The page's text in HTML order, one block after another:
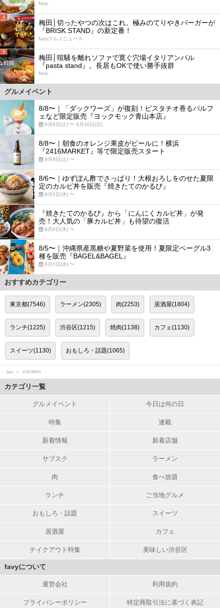
favy
4
梅田│切ったやつの次はこれ。極みのてりやきバーガーが
『BRISK STAND』の新定番！
favyグルメニュース
5
梅田│喧騒を離れソファで寛ぐ穴場イタリアンバル
『pasta stand』。長居もOKで使い勝手抜群
favy
グルメイベント
8/8〜｜「ダックワーズ」が復刻！ピスタチオ香るパルフ
ェなど限定販売『ヨックモック青山本店』
8月8日(土) 〜 8月30日(日)
8/8〜｜朝食のオレンジ果皮がビールに！横浜
『2416MARKET』等で限定販売スタート
8月8日(土) 〜
8/6〜｜ゆずぽん酢でさっぱり！大根おろしをのせた夏限
定のカルビ丼を販売『焼きたてのかるび』
8月6日(木) 〜
『焼きたてのかるび』から「にんにくカルビ丼」が発
売！大人気の「豚カルビ丼」も待望の復活
8月6日(木) 〜
8/5〜｜沖縄県産黒糖や夏野菜を使用！夏限定ベーグル3
種を販売『BAGEL&BAGEL』
8月5日(水) 〜
おすすめカテゴリー
東京都(7546) ラーメン(2305) 肉(2253) 居酒屋(1804)
ランチ(1225) 渋谷区(1215) 焼肉(1138) カフェ(1130)
スイーツ(1130) おもしろ・話題(1065)
favy A WORKS
カテゴリ一覧
グルメイベント 今日は何の日
特集 連載
新着情報 新着店舗
サブスク ラーメン
肉 食べ放題
ランチ ご当地グルメ
おもしろ・話題 スイーツ
居酒屋 カフェ
テイクアウト特集 美味しい渋谷区
favyについて
運営会社 利用規約
プライバシーポリシー 特定商取引法に基づく表記